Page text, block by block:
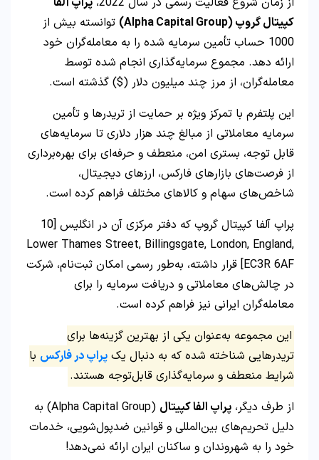
کپیتال گروپ (Alpha Capital Group)
توانسته بیش از
1000 حساب تأمین سرمایه شده را به معامله‌گران خود
ارائه دهد. مجموع سرمایه‌گذاری انجام شده توسط
معامله‌گران، از مرز چند میلیون دلار ($) گذشته است.
این پلتفرم با تمرکز ویژه بر حمایت از تریدرها و تأمین
سرمایه معاملاتی از مبالغ چند هزار دلاری تا سرمایه‌های
قابل توجه، بستری امن، منعطف و حرفه‌ای برای بهره‌برداری
از فرصت‌های بازارهای فارکس، ارزهای دیجیتال،
شاخص‌های سهام و کالاهای مختلف فراهم کرده است.
پراپ آلفا کپیتال گروپ که دفتر مرکزی آن در انگلیس [10
Lower Thames Street, Billingsgate, London, England,
EC3R 6AF] قرار داشته، به‌طور رسمی امکان ثبت‌نام، شرکت
در چالش‌های معاملاتی و دریافت سرمایه را برای
معامله‌گران ایرانی نیز فراهم کرده است.
این مجموعه به‌عنوان یکی از بهترین گزینه‌ها برای
تریدرهایی شناخته شده که به دنبال یک پراپ در فارکس با
شرایط منعطف و سرمایه‌گذاری قابل‌توجه هستند.
از طرف دیگر، پراپ الفا کپیتال
(Alpha Capital Group) به
دلیل تحریم‌های بین‌المللی و قوانین ضدپول‌شویی، خدمات
خود را به شهروندان و ساکنان ایران ارائه نمی‌دهد!